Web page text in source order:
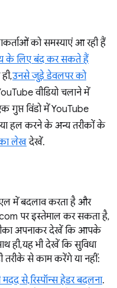
को समस्याएं आ रही हैं
के लिए बंद कर सकते हैं
उनसे जुड़े डेवलपर को
वीडियो चलाने में
गुप्त विंडो में YouTube
हल करने के अन्य तरीकों के
का लेखदेखें.
में बदलाव करता है और
पर इस्तेमाल कर सकता है,
अपनाकर देखें कि आपके
ही, यह भी देखें कि सुविधा
तरीके से काम करेंगे या नहीं:
से, रिस्पॉन्स हेडर बदलना.